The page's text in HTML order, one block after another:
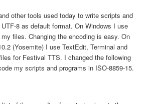
other tools used today to write scripts and
8 as default format. On Windows I use
files. Changing the encoding is easy. On
(Yosemite) I use TextEdit, Terminal and
for Festival TTS. I changed the following
my scripts and programs in ISO-8859-15.